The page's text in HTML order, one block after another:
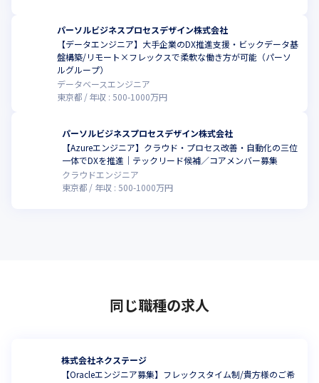
パーソルビジネスプロセスデザイン株式会社
【データエンジニア】大手企業のDX推進支援・ビックデータ基
盤構築/リモート×フレックスで柔軟な働き方が可能（パーソ
ルグループ）
データベースエンジニア
東京都
年収 :500-1000万円
パーソルビジネスプロセスデザイン株式会社
【Azureエンジニア】クラウド・プロセス改善・自動化の三位
一体でDXを推進｜テックリード候補／コアメンバー募集
クラウドエンジニア
東京都
年収 : 500-1000万円
同じ職種の求人
株式会社ネクステージ
【Oracleエンジニア募集】フレックスタイム制/貴方様のご希